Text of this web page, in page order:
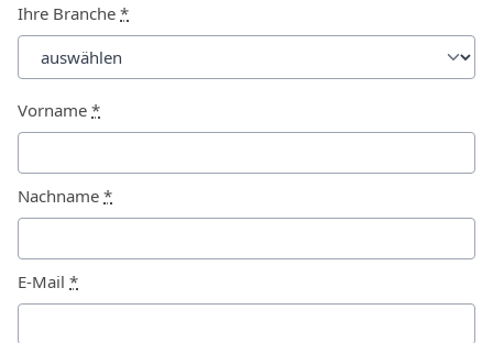
Ihre Branche *
Vorname *
Nachname *
E-Mail *